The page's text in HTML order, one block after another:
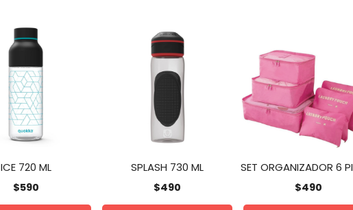
ICE 720 ML
$590
SPLASH 730 ML
$490
SET ORGANIZADOR 6
$490